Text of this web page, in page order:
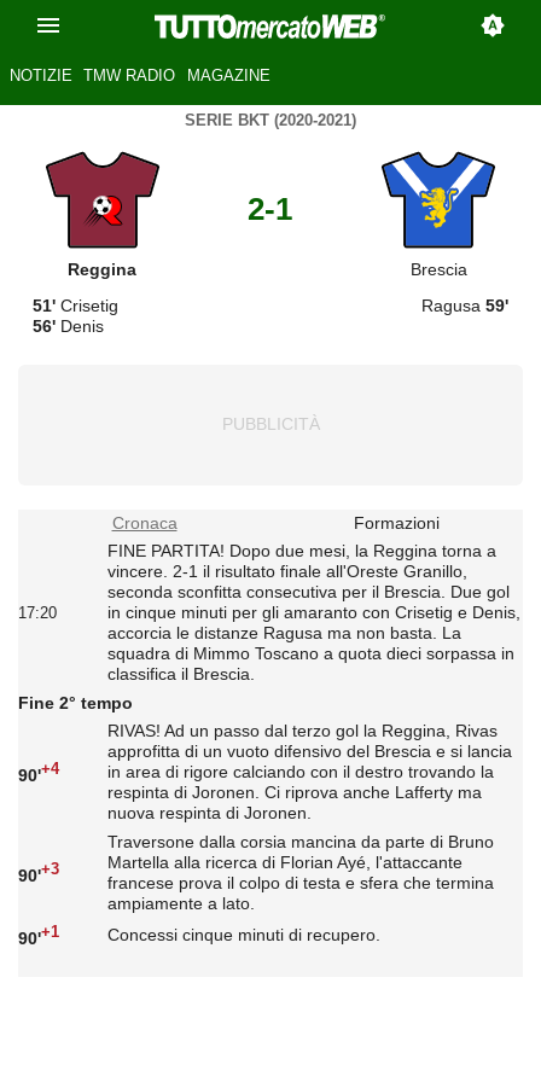
NOTIZIE TMW RADIO MAGAZINE
SERIE BKT (2020-2021)
Reggina
2-1
Brescia
51' Crisetig
56' Denis
Ragusa 59'
Cronaca Formazioni
17:20
FINE PARTITA! Dopo due mesi, la Reggina torna a
vincere. 2-1 il risultato finale all'Oreste Granillo,
seconda sconfitta consecutiva per il Brescia. Due gol
in cinque minuti per gli amaranto con Crisetig e Denis,
accorcia le distanze Ragusa ma non basta. La
squadra di Mimmo Toscano a quota dieci sorpassa in
classifica il Brescia.
Fine 2° tempo
90'+4
RIVAS! Ad un passo dal terzo gol la Reggina, Rivas
approfitta di un vuoto difensivo del Brescia e si lancia
in area di rigore calciando con il destro trovando la
respinta di Joronen. Ci riprova anche Lafferty ma
nuova respinta di Joronen.
90'+3
Traversone dalla corsia mancina da parte di Bruno
Martella alla ricerca di Florian Ayé, l'attaccante
francese prova il colpo di testa e sfera che termina
ampiamente a lato.
90'+1 Concessi cinque minuti di recupero.